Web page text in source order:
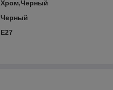
Хром,Черный
Черный
E27